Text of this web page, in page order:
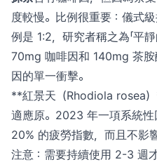
度較慢。比例很重要：儀式
例是 1:2，研究者稱之為「平
70mg 咖啡因和 140mg 茶
因的單一衝擊。
**紅景天（Rhodiola rosea
適應原。2023 年一項系統
20% 的疲勞指數，而且不影
注意：需要持續使用 2-3 週